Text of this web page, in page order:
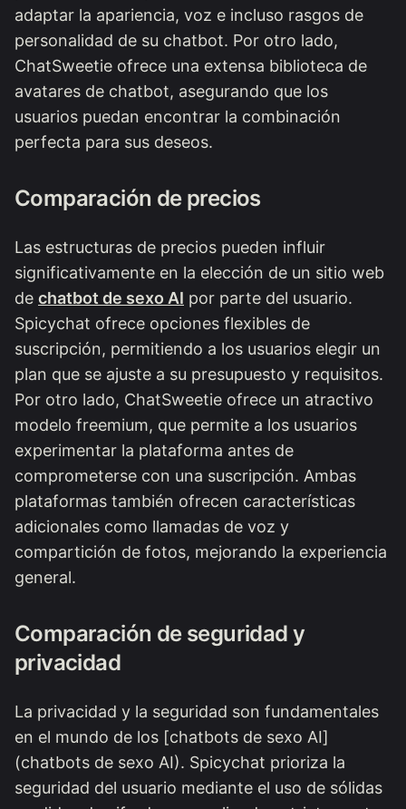
adaptar la apariencia, voz e incluso rasgos de
personalidad de su chatbot. Por otro lado,
ChatSweetie ofrece una extensa biblioteca de
avatares de chatbot, asegurando que los
usuarios puedan encontrar la combinación
perfecta para sus deseos.
Comparación de precios
Las estructuras de precios pueden influir
significativamente en la elección de un sitio web
de chatbot de sexo AI por parte del usuario.
Spicychat ofrece opciones flexibles de
suscripción, permitiendo a los usuarios elegir un
plan que se ajuste a su presupuesto y requisitos.
Por otro lado, ChatSweetie ofrece un atractivo
modelo freemium, que permite a los usuarios
experimentar la plataforma antes de
comprometerse con una suscripción. Ambas
plataformas también ofrecen características
adicionales como llamadas de voz y
compartición de fotos, mejorando la experiencia
general.
Comparación de seguridad y
privacidad
La privacidad y la seguridad son fundamentales
en el mundo de los [chatbots de sexo AI]
(chatbots de sexo AI). Spicychat prioriza la
seguridad del usuario mediante el uso de sólidas